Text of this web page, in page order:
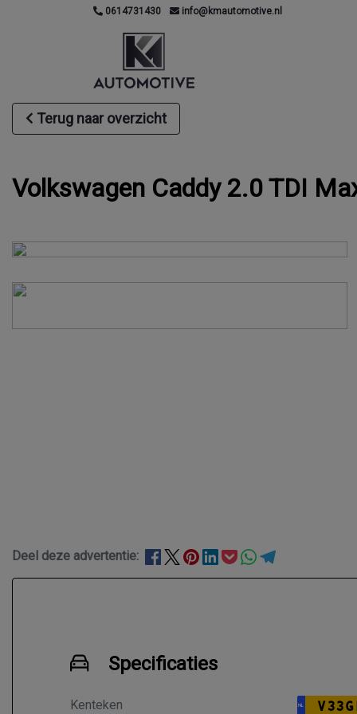
0614731430 info@kmautomotive.nl
Terug naar overzicht
Volkswagen Caddy 2.0 TDI
Deel deze advertentie:
Specificaties
Kenteken NL